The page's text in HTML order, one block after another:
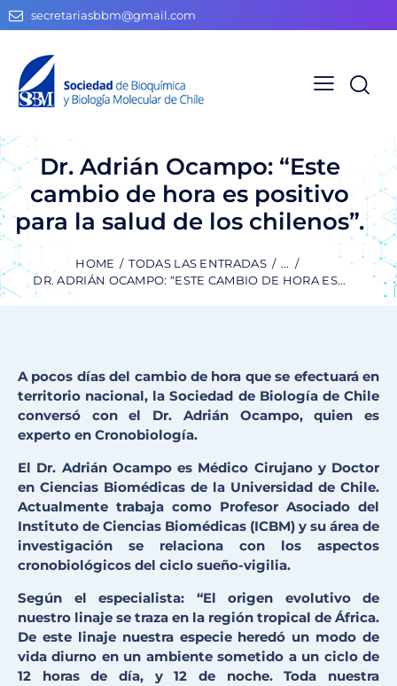
secretariasbbm@gmail.com
Dr. Adrián Ocampo: “Este
cambio de hora es positivo
para la salud de los chilenos”.
HOME TODAS LAS ENTRADAS
...
DR. ADRIÁN OCAMPO: “ESTE CAMBIO DE HORA ES...
A pocos días del cambio de hora que se efectuará en
territorio nacional, la Sociedad de Biología de Chile
conversó con el Dr. Adrián Ocampo, quien es
experto en Cronobiología.
El Dr. Adrián Ocampo es Médico Cirujano y Doctor
en Ciencias Biomédicas de la Universidad de Chile.
Actualmente trabaja como Profesor Asociado del
Instituto de Ciencias Biomédicas (ICBM) y su área de
investigación se relaciona con los aspectos
cronobiológicos del ciclo sueño-vigilia.
Según el especialista: “El origen evolutivo de
nuestro linaje se traza en la región tropical de África.
De este linaje nuestra especie heredó un modo de
vida diurno en un ambiente sometido a un ciclo de
12 horas de día, y 12 de noche. Toda nuestra